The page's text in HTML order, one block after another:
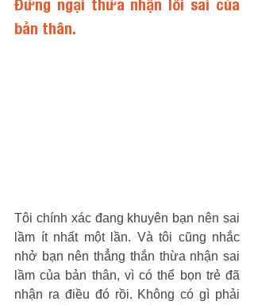
Đừng ngại thừa nhận lỗi sai của
bản thân.
Tôi chính xác đang khuyên bạn nên sai
lầm ít nhất một lần. Và tôi cũng nhắc
nhở bạn nên thẳng thắn thừa nhận sai
lầm của bản thân, vì có thể bọn trẻ đã
nhận ra điều đó rồi. Không có gì phải